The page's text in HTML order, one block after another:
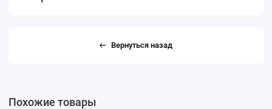
Вернуться назад
Похожие товары